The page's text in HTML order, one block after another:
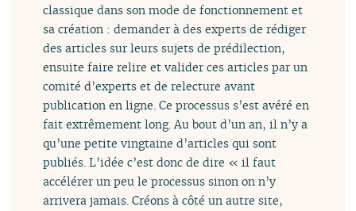
classique dans son mode de fonctionnement et
sa création : demander à des experts de rédiger
des articles sur leurs sujets de prédilection,
ensuite faire relire et valider ces articles par un
comité d’experts et de relecture avant
publication en ligne. Ce processus s’est avéré en
fait extrêmement long. Au bout d’un an, il n’y a
qu’une petite vingtaine d’articles qui sont
publiés. L’idée c’est donc de dire « il faut
accélérer un peu le processus sinon on n’y
arrivera jamais. Créons à côté un autre site,